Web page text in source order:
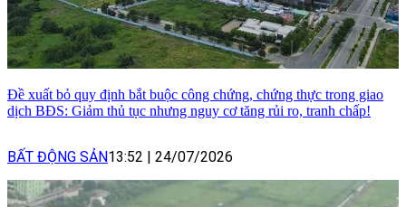
Đề xuất bỏ quy định bắt buộc công chứng, chứng thực trong giao
dịch BĐS: Giảm thủ tục nhưng nguy cơ tăng rủi ro, tranh chấp!
BẤT ĐỘNG SẢN13:52 | 24/07/2026